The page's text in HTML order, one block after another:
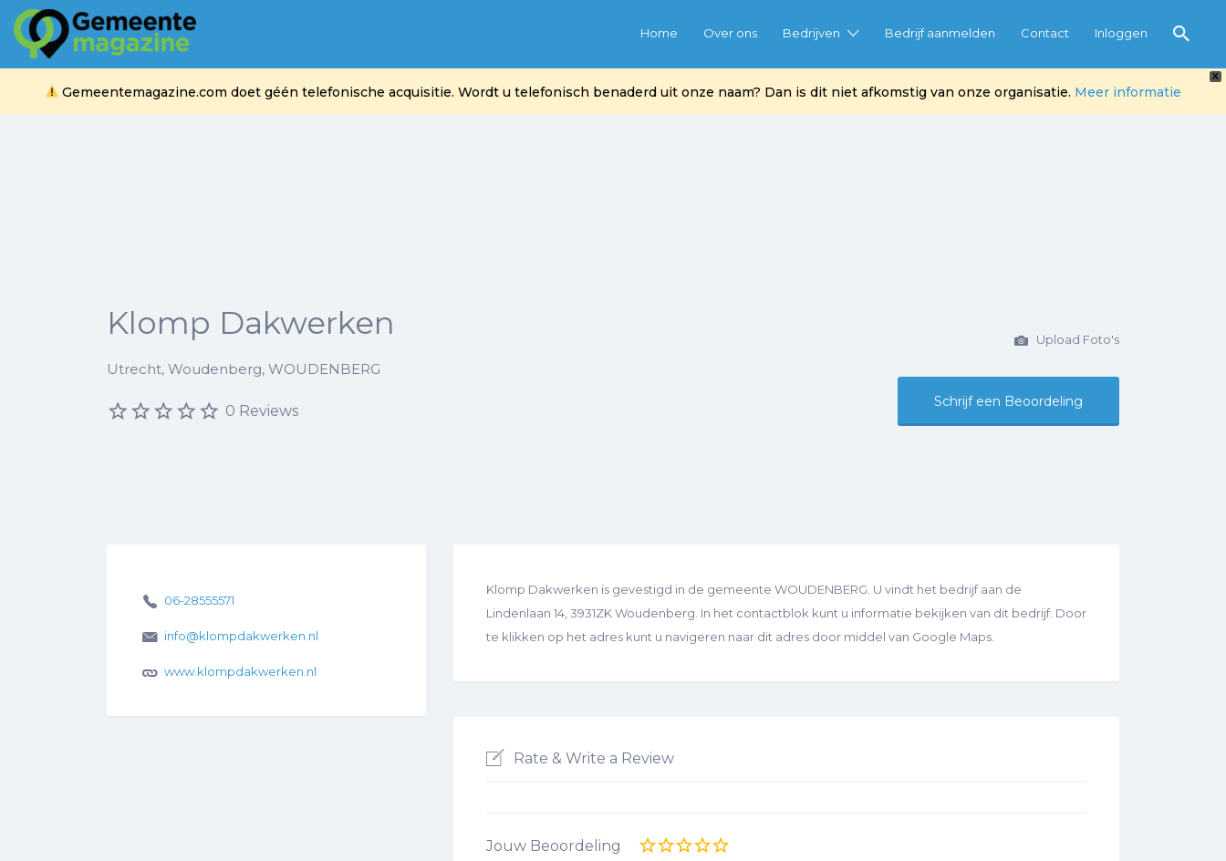
X
Gemeentemagazine.com doet géén telefonische acquisitie. Wordt u telefonisch benaderd uit onze naam? Dan is dit niet afkomstig van onze organisatie. Meer informatie
Home Over ons Bedrijven Bedrijf aanmelden Contact Inloggen
Zoek
naar:
Klomp Dakwerken
Utrecht, Woudenberg, WOUDENBERG
0 Reviews
Upload Foto's
Schrijf een Beoordeling
06-28555571
info@klompdakwerken.nl
www.klompdakwerken.nl
Klomp Dakwerken is gevestigd in de gemeente WOUDENBERG. U vindt het bedrijf aan de
Lindenlaan 14, 3931ZK Woudenberg. In het contactblok kunt u informatie bekijken van dit bedrijf. Door
te klikken op het adres kunt u navigeren naar dit adres door middel van Google Maps.
Rate & Write a Review
Jouw Beoordeling